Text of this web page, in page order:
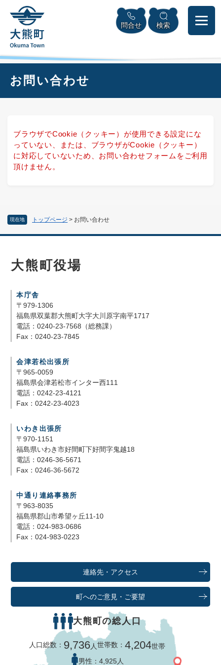
頭
メニューを飛ばして本文へ
問合せ 検索
現在地 トップページ > お問い合わせ
お問い合わせ
ブラウザでCookie（クッキー）が使用できる設定にな
っていない、または、ブラウザがCookie（クッキー）
に対応していないため、お問い合わせフォームをご利用
頂けません。
大熊町役場
本庁舎
〒979-1306
福島県双葉郡大熊町大字大川原字南平1717
電話：0240-23-7568（総務課）
Fax：0240-23-7845
会津若松出張所
〒965-0059
福島県会津若松市インター西111
電話：0242-23-4121
Fax：0242-23-4023
いわき出張所
〒970-1151
福島県いわき市好間町下好間字鬼越18
電話：0246-36-5671
Fax：0246-36-5672
中通り連絡事務所
〒963-8035
福島県郡山市希望ヶ丘11-10
電話：024-983-0686
Fax：024-983-0223
連絡先・アクセス
町へのご意見・ご要望
大熊町の総人口
人口総数： 9,736人世帯数：4,204世帯
男性： 4,925人